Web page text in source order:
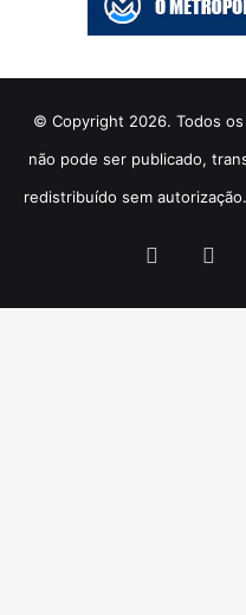
© Copyright 2026. Todos
não pode ser publicado,
redistribuído sem
Facebook